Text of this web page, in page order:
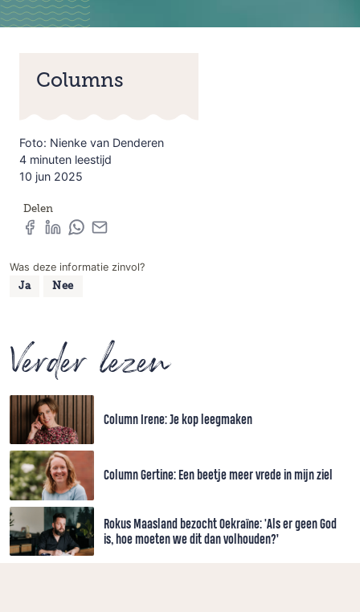
Columns
Foto: Nienke van Denderen
4 minuten leestijd
10 jun 2025
Delen
Was deze informatie zinvol?
Ja Nee
Verder lezen
Column Irene: Je kop leegmaken
Column Gertine: Een beetje meer vrede in mijn ziel
Rokus Maasland bezocht Oekraïne: 'Als er geen God
is, hoe moeten we dit dan volhouden?’